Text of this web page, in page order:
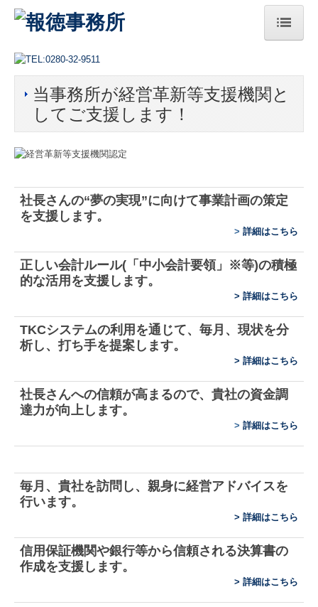
HOME
総本部
法人案内
ご挨拶
経営理念
サステナビリティへの取組み
セミナー案内
著書
プライバシーポリシー
業務内容
経営計画支援
当事務所が経営革新等支援機関と
してご支援します！
社長さんの“夢の実現”に向けて事業計画の策定
を支援します。
> 詳細はこちら
正しい会計ルール(「中小会計要領」※等)の積極
的な活用を支援します。
> 詳細はこちら
TKCシステムの利用を通じて、毎月、現状を分
析し、打ち手を提案します。
> 詳細はこちら
社長さんへの信頼が高まるので、貴社の資金調
達力が向上します。
> 詳細はこちら
毎月、貴社を訪問し、親身に経営アドバイスを
行います。
> 詳細はこちら
信用保証機関や銀行等から信頼される決算書の
作成を支援します。
> 詳細はこちら